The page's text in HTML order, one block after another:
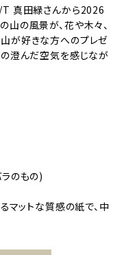
T 真田緑さんから2026
山の風景が、花や木々、
が好きな方へのプレゼ
澄んだ空気を感じなが
のもの)
マットな質感の紙で、中